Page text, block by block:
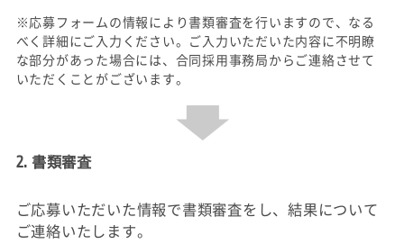
※応募フォームの情報により書類審査を行いますので、なる
べく詳細にご入力ください。ご入力いただいた内容に不明瞭
な部分があった場合には、合同採用事務局からご連絡させて
いただくことがございます。
2. 書類審査
ご応募いただいた情報で書類審査をし、結果について
ご連絡いたします。